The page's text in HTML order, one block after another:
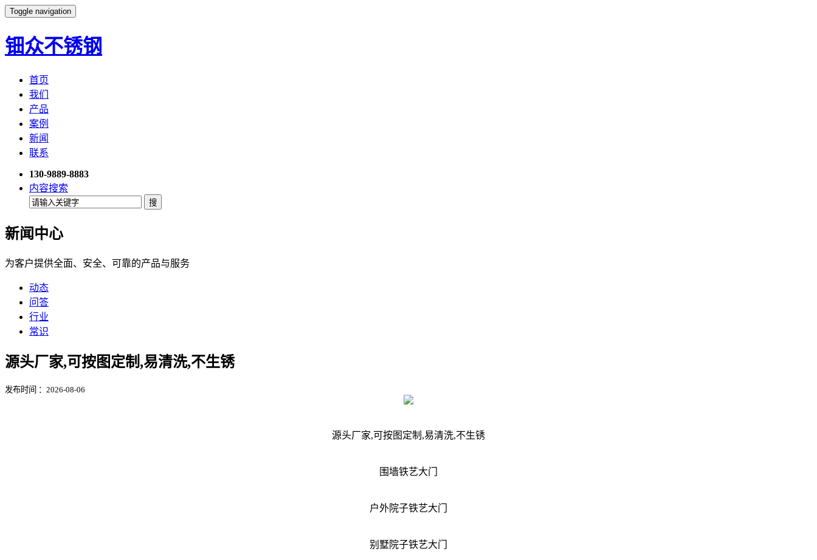
Toggle navigation
钿众不锈钢
首页
我们
产品
案例
新闻
联系
130-9889-8883
内容搜索
新闻中心
为客户提供全面、安全、可靠的产品与服务
动态
问答
行业
常识
源头厂家,可按图定制,易清洗,不生锈
发布时间 ：2026-08-06
源头厂家,可按图定制,易清洗,不生锈
围墙铁艺大门
户外院子铁艺大门
别墅院子铁艺大门